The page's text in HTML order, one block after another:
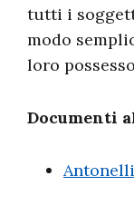
tutti i
modo
loro
Documenti